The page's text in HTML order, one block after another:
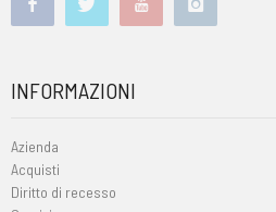
INFORMAZIONI
Azienda
Acquisti
Diritto di recesso